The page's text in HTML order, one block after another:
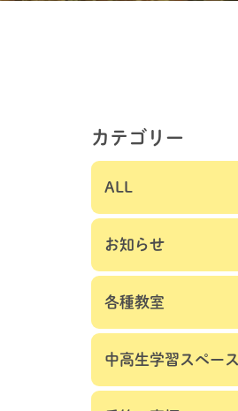
カテゴリー
ALL
お知らせ
各種教室
中高生学習スペース